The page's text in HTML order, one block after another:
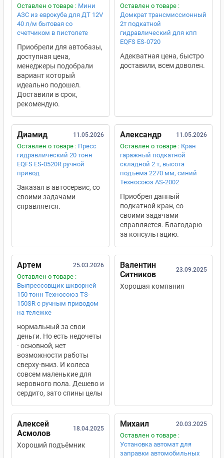
Оставлен о товаре : Мини
АЗС из еврокуба для ДТ 12V
40 л/м бытовая со
счетчиком в пистолете
Приобрели для автобазы,
доступная цена,
менеджеры подобрали
вариант который
идеально подошел.
Доставили в срок,
рекомендую.
Оставлен о товаре :
Домкрат трансмиссионный
2т подкатной
гидравлический для кпп
EQFS ES-0720
Адекватная цена, быстро
доставили, всем доволен.
Диамид 11.05.2026
Оставлен о товаре : Пресс
гидравлический 20 тонн
EQFS ES-0520R ручной
привод
Заказал в автосервис, со
своими задачами
справляется.
Александр 11.05.2026
Оставлен о товаре : Кран
гаражный подкатной
складной 2 т, высота
подъема 2270 мм, синий
Техносоюз AS-2002
Приобрел данный
подкатной кран, со
своими задачами
справляется. Благодарю
за консультацию.
Артем 25.03.2026
Оставлен о товаре :
Выпрессовщик шкворней
150 тонн Техносоюз TS-
150SR с ручным приводом
на тележке
нормальный за свои
деньги. Но есть недочеты
- основной, нет
возможности работы
сверху-вниз. И колеса
совсем маленькие для
неровного пола. Дешево и
сердито, зато спины целы
Валентин
Ситников
23.09.2025
Хорошая компания
Алексей
Асмолов
18.04.2025
Хороший подъёмник
Михаил 20.03.2025
Оставлен о товаре :
Установка автомат для
заправки автомобильных